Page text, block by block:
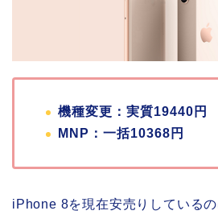
機種変更：実質19440円
MNP：一括10368円
iPhone 8を現在安売りしている